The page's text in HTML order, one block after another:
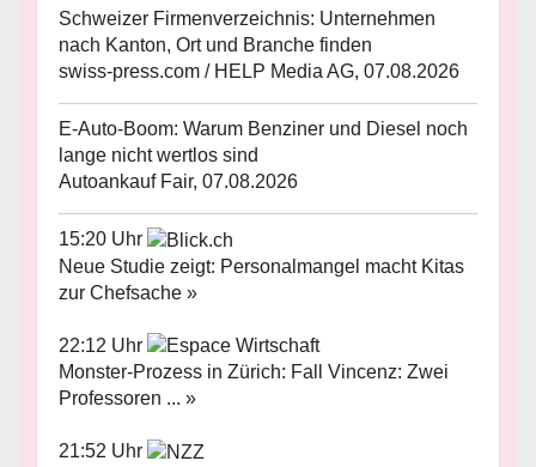
Schweizer Firmenverzeichnis: Unternehmen
nach Kanton, Ort und Branche finden
swiss-press.com / HELP Media AG, 07.08.2026
E-Auto-Boom: Warum Benziner und Diesel noch
lange nicht wertlos sind
Autoankauf Fair, 07.08.2026
15:20 Uhr
Neue Studie zeigt: Personalmangel macht Kitas
zur Chefsache »
22:12 Uhr
Monster-Prozess in Zürich: Fall Vincenz: Zwei
Professoren ... »
21:52 Uhr